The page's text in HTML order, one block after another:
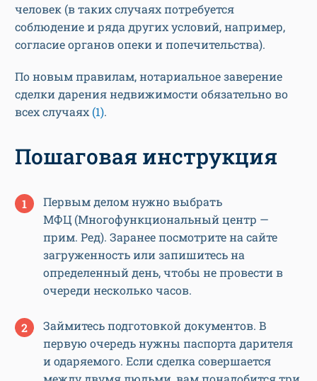
человек (в таких случаях потребуется
соблюдение и ряда других условий, например,
согласие органов опеки и попечительства).
По новым правилам, нотариальное заверение
сделки дарения недвижимости обязательно во
всех случаях (1).
Пошаговая инструкция
Первым делом нужно выбрать
МФЦ (Многофункциональный центр —
прим. Ред). Заранее посмотрите на сайте
загруженность или запишитесь на
определенный день, чтобы не провести в
очереди несколько часов.
Займитесь подготовкой документов. В
первую очередь нужны паспорта дарителя
и одаряемого. Если сделка совершается